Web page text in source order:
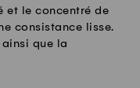
et le concentré de
consistance lisse.
que la